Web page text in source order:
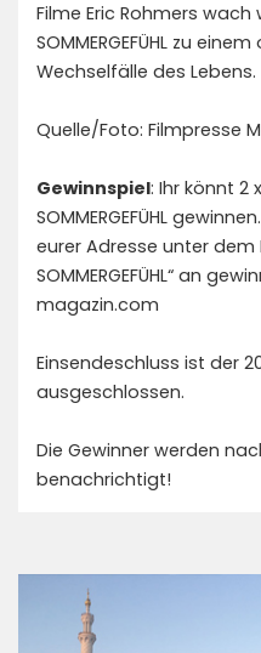
Filme Eric Rohmers wach
SOMMERGEFÜHL zu
Wechselfälle des Lebens.
Quelle/Foto: Filmpresse
Gewinnspiel: Ihr könnt 2 x
SOMMERGEFÜHL
eurer Adresse unter dem
SOMMERGEFÜHL“ an
magazin.com
Einsendeschluss ist der
ausgeschlossen.
Die Gewinner werden
benachrichtigt!